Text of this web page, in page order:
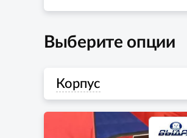
Выберите опции
Корпус